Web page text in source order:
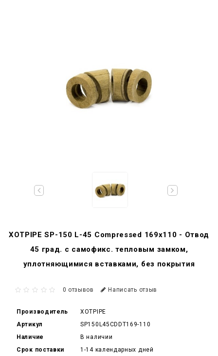
XOTPIPE SP-150 L-45 Compressed 169x110 - Отвод
45 град. c самофикс. тепловым замком,
уплотняющимися вставками, без покрытия
0 отзывов Написать отзыв
Производитель
XOTPIPE
Артикул
SP150L45CDDT169-110
Наличие
В наличии
Срок поставки
1-14 календарных дней